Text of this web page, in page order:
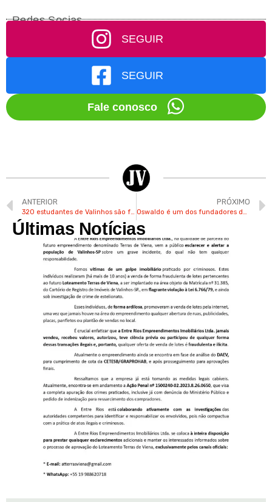
Redes Socias
SEGUIR
SEGUIR
Fale conosco
ANTERIOR
320 estudantes de Valinhos são formados no Proerd da PM
PRÓXIMO
Oswaldo é um dos fundadores da Associação Afro-Brasileira de Valinhos
Últimas Notícias